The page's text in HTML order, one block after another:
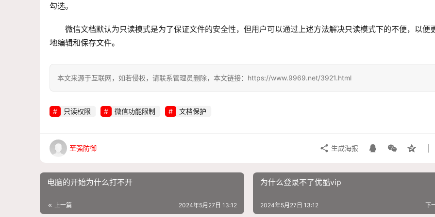
勾选。
微信文档默认为只读模式是为了保证文件的安全性，但用户可以通过上述方法解决只读模式下的不便，以便
地编辑和保存文件。
本文来源于互联网，如若侵权，请联系管理员删除，本文链接：https://www.9969.net/3921.html
只读权限 微信功能限制 文档保护
至强防御 生成海报
电脑的开始为什么打不开
上一篇 2024年5月27日 13:12
为什么登录不了优酷vip
下
2024年5月27日 13:12